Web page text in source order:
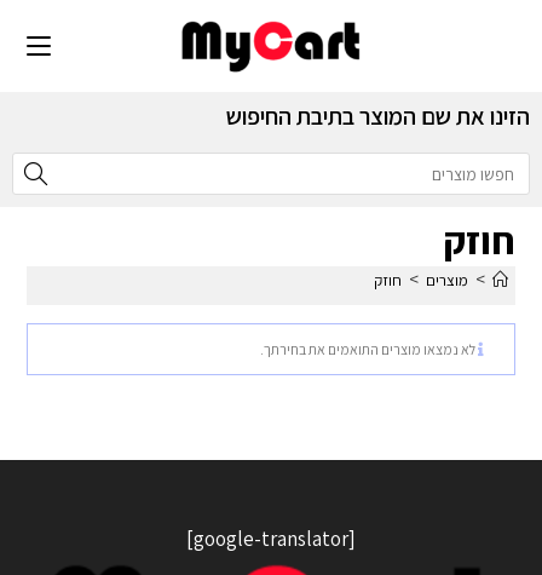
הזינו את שם המוצר בתיבת החיפוש
חוזק
> מוצרים > חוזק
לא נמצאו מוצרים התואמים את בחירתך.
[google-translator]